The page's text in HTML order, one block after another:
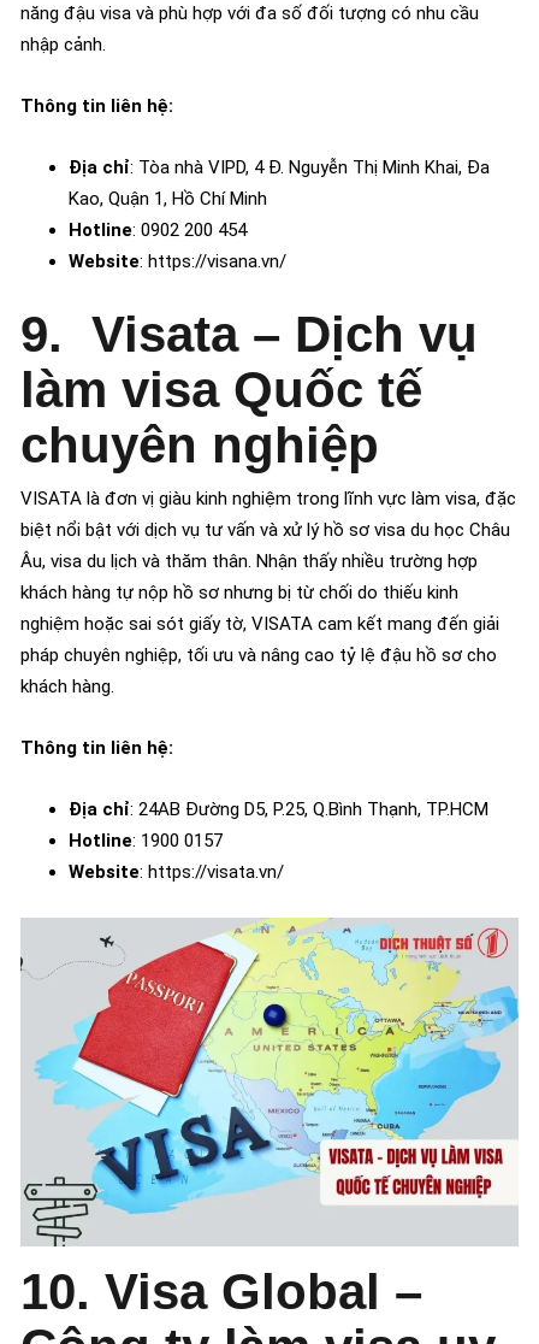
năng đậu visa và phù hợp với đa số đối tượng có nhu cầu
nhập cảnh.
Thông tin liên hệ:
Địa chỉ: Tòa nhà VIPD, 4 Đ. Nguyễn Thị Minh Khai, Đa
Kao, Quận 1, Hồ Chí Minh
Hotline: 0902 200 454
Website: https://visana.vn/
9. Visata – Dịch vụ
làm visa Quốc tế
chuyên nghiệp
VISATA là đơn vị giàu kinh nghiệm trong lĩnh vực làm visa, đặc
biệt nổi bật với dịch vụ tư vấn và xử lý hồ sơ visa du học Châu
Âu, visa du lịch và thăm thân. Nhận thấy nhiều trường hợp
khách hàng tự nộp hồ sơ nhưng bị từ chối do thiếu kinh
nghiệm hoặc sai sót giấy tờ, VISATA cam kết mang đến giải
pháp chuyên nghiệp, tối ưu và nâng cao tỷ lệ đậu hồ sơ cho
khách hàng.
Thông tin liên hệ:
Địa chỉ: 24AB Đường D5, P.25, Q.Bình Thạnh, TP.HCM
Hotline: 1900 0157
Website: https://visata.vn/
10. Visa Global –